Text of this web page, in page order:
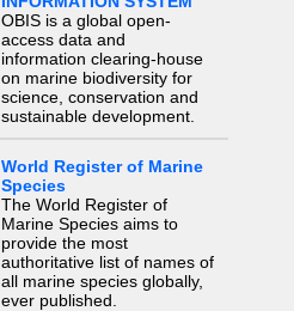
OBIS is a global open-
access data and
information clearing-house
on marine biodiversity for
science, conservation and
sustainable development.
World Register of Marine
Species
The World Register of
Marine Species aims to
provide the most
authoritative list of names of
all marine species globally,
ever published.